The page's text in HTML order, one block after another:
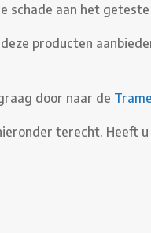
schade aan het
producten
door naar de
terecht. Heeft